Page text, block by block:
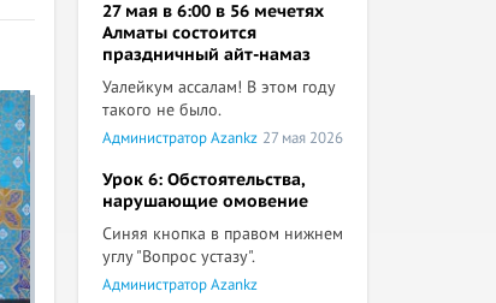
27 мая в 6:00 в 56 мечетях
Алматы состоится
праздничный айт-намаз
Уалейкум ассалам! В этом году
такого не было.
Администратор Azankz 27 мая 2026
Урок 6: Обстоятельства,
нарушающие омовение
Синяя кнопка в правом нижнем
углу "Вопрос устазу".
Администратор Azankz